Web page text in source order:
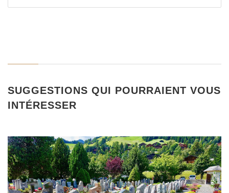
SUGGESTIONS QUI POURRAIENT VOUS
INTÉRESSER